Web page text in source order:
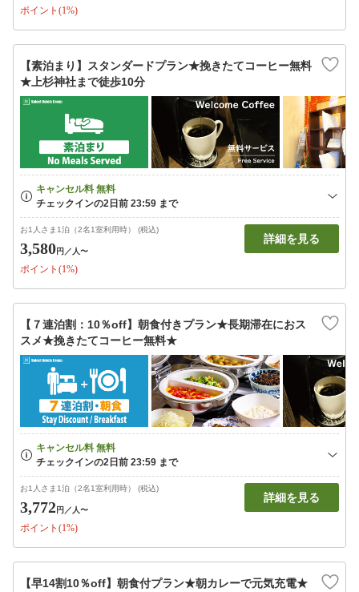
ポイント(1%)
【素泊まり】スタンダードプラン★挽きたてコーヒー無料
★上杉神社まで徒歩10分
お1人さま1泊（2名1室利用時） (税込)
3,580円 ／人〜
ポイント(1%)
詳細を見る
【７連泊割：10％off】朝食付きプラン★長期滞在におス
スメ★挽きたてコーヒー無料★
お1人さま1泊（2名1室利用時） (税込)
3,772円 ／人〜
ポイント(1%)
詳細を見る
【早14割10％off】朝食付プラン★朝カレーで元気充電★